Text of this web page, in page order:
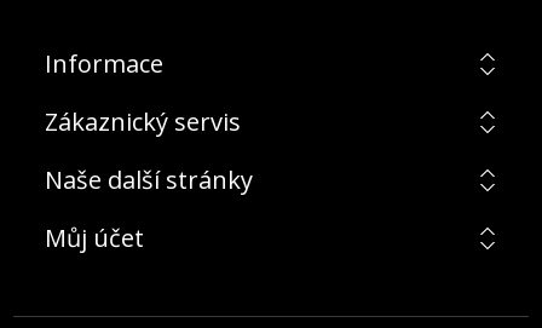
Informace
Zákaznický servis
Naše další stránky
Můj účet